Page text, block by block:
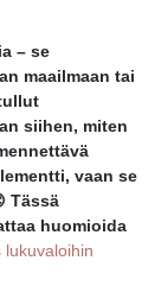
– se
maailmaan tai
siihen, miten
vaan se
Tässä
huomioida
lukuvaloihin